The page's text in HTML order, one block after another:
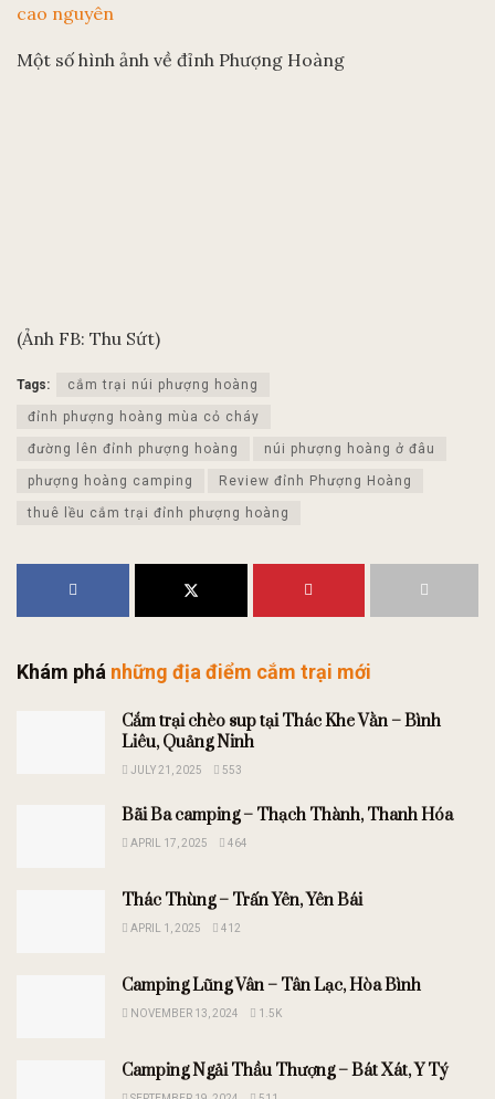
cao nguyên
Một số hình ảnh về đỉnh Phượng Hoàng
(Ảnh FB: Thu Sứt)
Tags: cắm trại núi phượng hoàng
đỉnh phượng hoàng mùa cỏ cháy
đường lên đỉnh phượng hoàng núi phượng hoàng ở đâu
phượng hoàng camping Review đỉnh Phượng Hoàng
thuê lều cắm trại đỉnh phượng hoàng
Khám phá những địa điểm cắm trại mới
Cắm trại chèo sup tại Thác Khe Vằn – Bình
Liêu, Quảng Ninh
JULY 21, 2025 553
Bãi Ba camping – Thạch Thành, Thanh Hóa
APRIL 17, 2025 464
Thác Thùng – Trấn Yên, Yên Bái
APRIL 1, 2025 412
Camping Lũng Vân – Tân Lạc, Hòa Bình
NOVEMBER 13, 2024 1.5K
Camping Ngải Thầu Thượng – Bát Xát, Y Tý